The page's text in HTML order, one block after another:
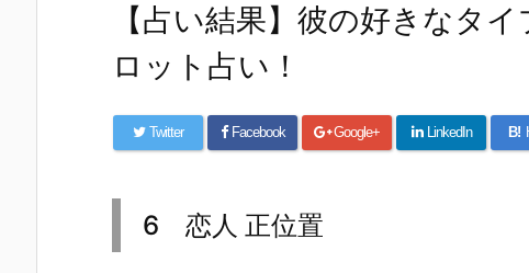
【占い結果】彼の好きなタ
ロット占い！
Twitter Facebook Google+ LinkedIn B!
6 恋人 正位置